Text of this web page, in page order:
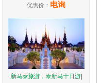
优惠价： 电询
新马泰旅游，泰新马十日游|